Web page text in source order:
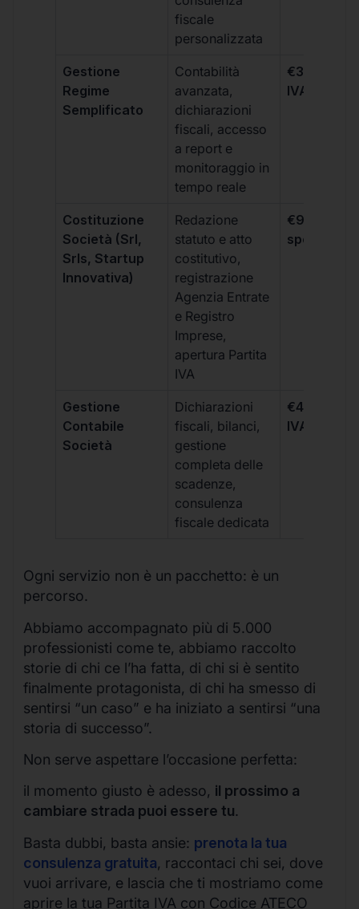
fiscale
personalizzata
Gestione
Regime
Semplificato
Contabilità
avanzata,
dichiarazioni
fiscali, accesso
a report e
monitoraggio in
tempo reale
€333 +
IVA/
Costituzione
Società (Srl,
Srls, Startup
Innovativa)
Redazione
statuto e atto
costitutivo,
registrazione
Agenzia Entrate
e Registro
Imprese,
apertura Partita
IVA
€99 + IVA
spese
Gestione
Contabile
Società
Dichiarazioni
fiscali, bilanci,
gestione
completa delle
scadenze,
consulenza
fiscale dedicata
€499 +
IVA/
Ogni servizio non è un pacchetto: è un
percorso.
Abbiamo accompagnato più di 5.000
professionisti come te, abbiamo raccolto
storie di chi ce l’ha fatta, di chi si è sentito
finalmente protagonista, di chi ha smesso di
sentirsi “un caso” e ha iniziato a sentirsi “una
storia di successo”.
Non serve aspettare l’occasione perfetta:
il momento giusto è adesso, il prossimo a
cambiare strada puoi essere tu.
Basta dubbi, basta ansie: prenota la tua
consulenza gratuita, raccontaci chi sei, dove
vuoi arrivare, e lascia che ti mostriamo come
aprire la tua Partita IVA con Codice ATECO